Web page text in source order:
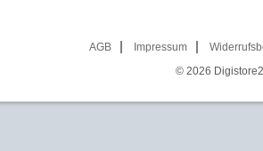
AGB Impressum
© 2026